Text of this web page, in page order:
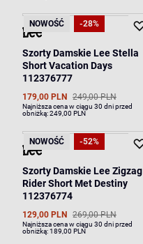
NOWOŚĆ -28%
Szorty Damskie Lee Stella
Short Vacation Days
112376777
179,00 PLN 249,00 PLN
Najniższa cena w ciągu 30 dni przed
obniżką:249,00 PLN
NOWOŚĆ -52%
Szorty Damskie Lee Zigzag
Rider Short Met Destiny
112376774
129,00 PLN 269,00 PLN
Najniższa cena w ciągu 30 dni przed
obniżką:189,00 PLN